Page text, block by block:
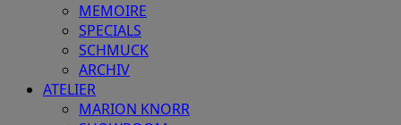
MEMOIRE
SPECIALS
SCHMUCK
ARCHIV
ATELIER
MARION KNORR